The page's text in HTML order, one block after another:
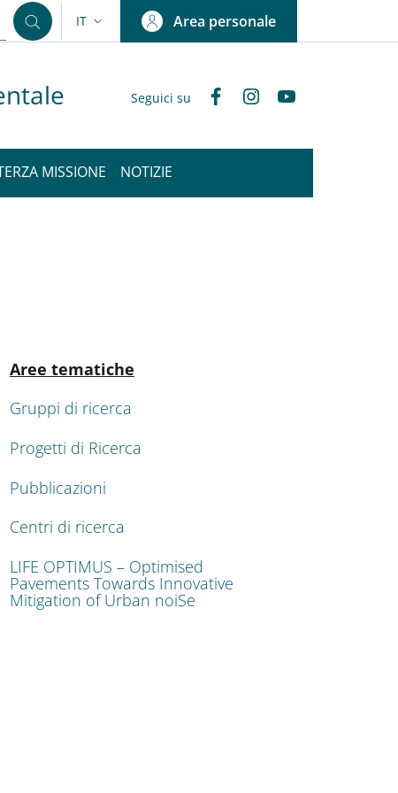
SELETTORE LINGUA: CURRENT LANGUAGE
IT Area personale
Seguici su FacebookInstagram
MISSIONE NOTIZIE
CEV SECOND NAVIGATION
Aree tematiche
Gruppi di ricerca
Progetti di Ricerca
Pubblicazioni
Centri di ricerca
LIFE OPTIMUS – Optimised
Pavements Towards Innovative
Mitigation of Urban noiSe